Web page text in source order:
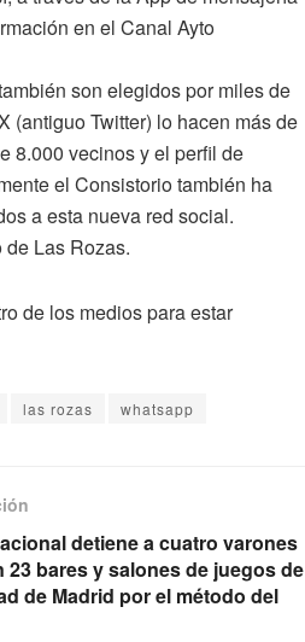
en el Canal Ayto
son elegidos por miles de
(antiguo Twitter) lo hacen más de
8.000 vecinos y el perfil de
el Consistorio también ha
a esta nueva red social.
Las Rozas.
de los medios para estar
las rozas whatsapp
detiene a cuatro varones
23 bares y salones de juegos de
de Madrid por el método del